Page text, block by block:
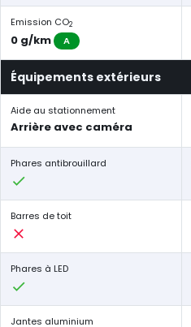
Emission CO2
0 g/km A
Équipements extérieurs
Aide au stationnement
Arrière avec caméra
Phares antibrouillard
Barres de toit
Phares à LED
Jantes aluminium